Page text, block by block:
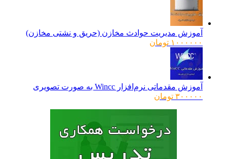
آموزش مدیریت حوادث مخازن (حریق و نشتی مخازن)
۱۰۰۰۰۰۰ تومان
آموزش مقدماتی نرم‌افزار Wincc به صورت تصویری
۳۰۰۰۰۰ تومان